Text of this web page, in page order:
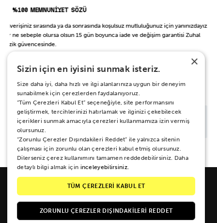
%100 MEMNUNİYET SÖZÜ
Alışverişiniz sırasında ya da sonrasında koşulsuz mutluluğunuz için yanınızdayız.
Her ne sebeple olursa olsun 15 gün boyunca iade ve değişim garantisi Zuhal
Müzik güvencesinde.
BAŞKA BİR ŞEY Mİ ARIYORSUN?
Galipdede Cad. No: 33 Tünel / Beyoğlu / İSTANBUL
×
Sizin için en iyisini sunmak isteriz.
Size daha iyi, daha hızlı ve ilgi alanlarınıza uygun bir deneyim
sunabilmek için çerezlerden faydalanıyoruz.
“Tüm Çerezleri Kabul Et” seçeneğiyle, site performansını
geliştirmek, tercihlerinizi hatırlamak ve ilginizi çekebilecek
içerikleri sunmak amacıyla çerezleri kullanmamıza izin vermiş
olursunuz.
“Zorunlu Çerezler Dışındakileri Reddet” ile yalnızca sitenin
çalışması için zorunlu olan çerezleri kabul etmiş olursunuz.
Dilerseniz çerez kullanımını tamamen reddedebilirsiniz. Daha
detaylı bilgi almak için inceleyebilirsiniz.
TÜM ÇEREZLERİ KABUL ET
ZORUNLU ÇEREZLER DIŞINDAKILERI REDDET